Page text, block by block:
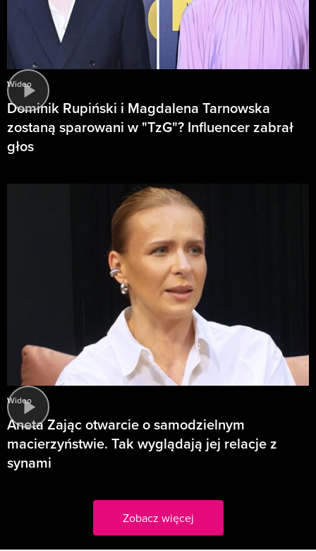
Wideo
Dominik Rupiński i Magdalena Tarnowska
zostaną sparowani w "TzG"? Influencer zabrał
głos
Wideo
Aneta Zając otwarcie o samodzielnym
macierzyństwie. Tak wyglądają jej relacje z
synami
Zobacz więcej